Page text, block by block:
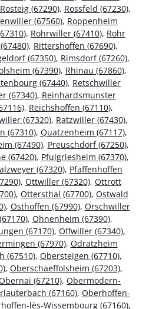
Rosteig (67290), Rossfeld (67230),
(67560), Roppenheim
, Rohrwiller (67410), Rohr
, Rittershoffen (67690),
(67350), Rimsdorf (67260),
(67390), Rhinau (67860),
(67440), Retschwiller
(67340), Reinhardsmunster
, Reichshoffen (67110),
(67320), Ratzwiller (67430),
(67310), Quatzenheim (67117),
(67490), Preuschdorf (67250),
(67420), Pfulgriesheim (67370),
(67320), Pfaffenhoffen
, Ottwiller (67320), Ottrott
, Ottersthal (67700), Ostwald
, Osthoffen (67990), Orschwiller
, Ohnenheim (67390),
(67170), Offwiller (67340),
(67970), Odratzheim
(67510), Obersteigen (67710),
, Oberschaeffolsheim (67203),
(67210), Obermodern-
(67160), Oberhoffen-
lès-Wissembourg (67160),